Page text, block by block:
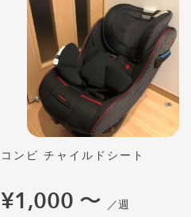
コンビ チャイルドシート
¥1,000 〜 ／週